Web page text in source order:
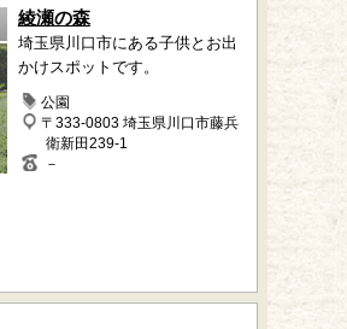
綾瀬の森
埼玉県川口市にある子供とお出
かけスポットです。
公園
〒333-0803 埼玉県川口市藤兵
衛新田239-1
－